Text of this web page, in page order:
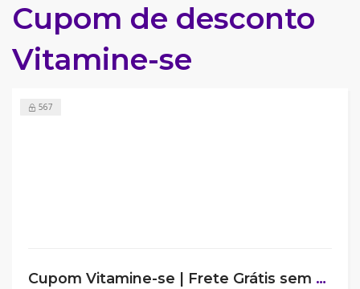
Cupom de desconto
Vitamine-se
567
Cupom Vitamine-se | Frete Grátis sem valor mínimo!